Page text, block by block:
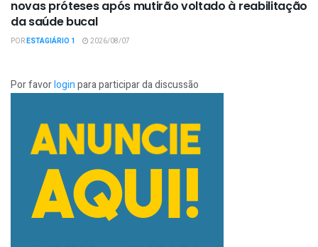
novas próteses após mutirão voltado à reabilitação
da saúde bucal
PORESTAGIÁRIO 1 2026/08/07
Por favorloginpara participar da discussão